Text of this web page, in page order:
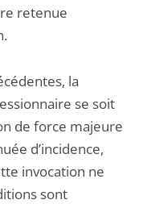
retenue
la
se soit
de force majeure
d’incidence,
invocation ne
sont